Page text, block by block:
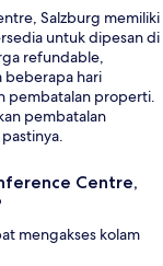
Salzburg memiliki
untuk dipesan di
refundable,
beberapa hari
pembatalan properti.
pembatalan
Centre,
mengakses kolam